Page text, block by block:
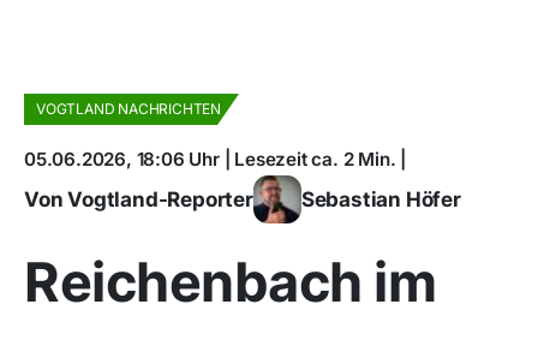
VOGTLAND NACHRICHTEN
05.06.2026, 18:06 Uhr | Lesezeit ca. 2 Min. |
Von Vogtland-Reporter Sebastian Höfer
Reichenbach im